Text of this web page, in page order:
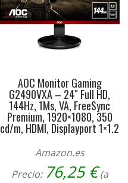
AOC Monitor Gaming
G2490VXA – 24″ Full HD,
144Hz, 1Ms, VA, FreeSync
Premium, 1920×1080, 350
cd/m, HDMI, Displayport 1×1.2
Amazon.es
Precio: 76,25€(a